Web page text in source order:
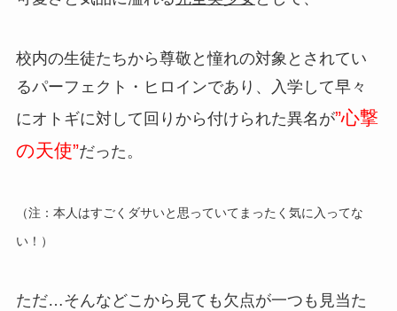
校内の生徒たちから尊敬と憧れの対象とされてい
るパーフェクト・ヒロインであり、入学して早々
にオトギに対して回りから付けられた異名が”心撃
の天使”だった。
（注：本人はすごくダサいと思っていてまったく気に入ってな
い！）
ただ…そんなどこから見ても欠点が一つも見当た